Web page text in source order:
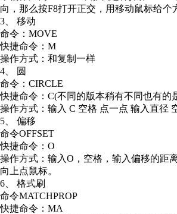
向，那么按F8打开正交，用移动鼠标给个
3、 移动
命令：MOVE
快捷命令：M
操作方式：和复制一样
4、 圆
命令：CIRCLE
快捷命令：C(不同的版本稍有不同也有的
操作方式：输入 C 空格 点一点 输入直径
5、 偏移
命令OFFSET
快捷命令：O
操作方式：输入O，空格，输入偏移的距
向上点鼠标。
6、 格式刷
命令MATCHPROP
快捷命令：MA